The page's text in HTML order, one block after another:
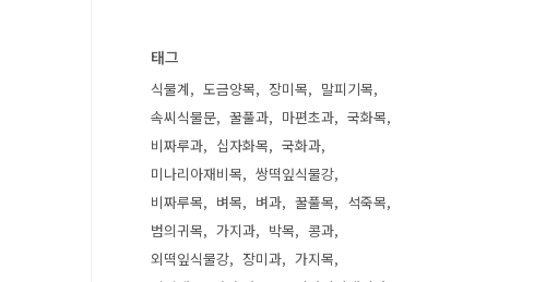
태그
식물계 도금양목 장미목
말피기목
속씨식물문
꿀풀과 마편초과
국화목
비짜루과
십자화목
국화과
미나리아재비목
쌍떡잎식물강
비짜루목
벼목 벼과 꿀풀목
석죽목
범의귀목
가지과 박목
콩과
외떡잎식물강
장미과
가지목